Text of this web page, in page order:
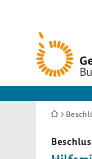
Zur
Startseite
Sie
hier: